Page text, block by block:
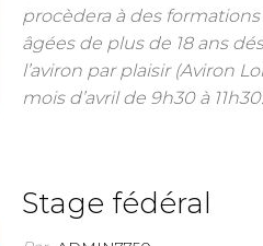
procèdera à des
âgées de plus de 18 ans
l’aviron par plaisir (Aviron
mois d’avril de 9h30 à
Stage fédéral